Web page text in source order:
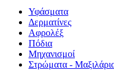
Υφάσματα
Δερματίνες
Αφρολέξ
Πόδια
Μηχανισμοί
Στρώματα -